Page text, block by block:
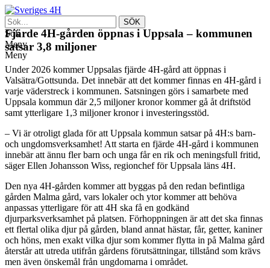
Sök
Meny
Meny
Fjärde 4H-gården öppnas i Uppsala – kommunen
satsar 3,8 miljoner
Under 2026 kommer Uppsalas fjärde 4H-gård att öppnas i
Valsätra/Gottsunda. Det innebär att det kommer finnas en 4H-gård i
varje väderstreck i kommunen. Satsningen görs i samarbete med
Uppsala kommun där 2,5 miljoner kronor kommer gå åt driftstöd
samt ytterligare 1,3 miljoner kronor i investeringsstöd.
– Vi är otroligt glada för att Uppsala kommun satsar på 4H:s barn-
och ungdomsverksamhet! Att starta en fjärde 4H-gård i kommunen
innebär att ännu fler barn och unga får en rik och meningsfull fritid,
säger Ellen Johansson Wiss, regionchef för Uppsala läns 4H.
Den nya 4H-gården kommer att byggas på den redan befintliga
gården Malma gård, vars lokaler och ytor kommer att behöva
anpassas ytterligare för att 4H ska få en godkänd
djurparksverksamhet på platsen. Förhoppningen är att det ska finnas
ett flertal olika djur på gården, bland annat hästar, får, getter, kaniner
och höns, men exakt vilka djur som kommer flytta in på Malma gård
återstår att utreda utifrån gårdens förutsättningar, tillstånd som krävs
men även önskemål från ungdomarna i området.